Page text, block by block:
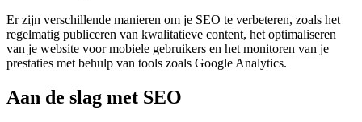
Er zijn verschillende manieren om je SEO te verbeteren, zoals het
regelmatig publiceren van kwalitatieve content, het optimaliseren
van je website voor mobiele gebruikers en het monitoren van je
prestaties met behulp van tools zoals Google Analytics.
Aan de slag met SEO